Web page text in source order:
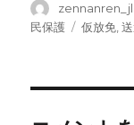
投
稿
民保護
タ
仮放免 ,